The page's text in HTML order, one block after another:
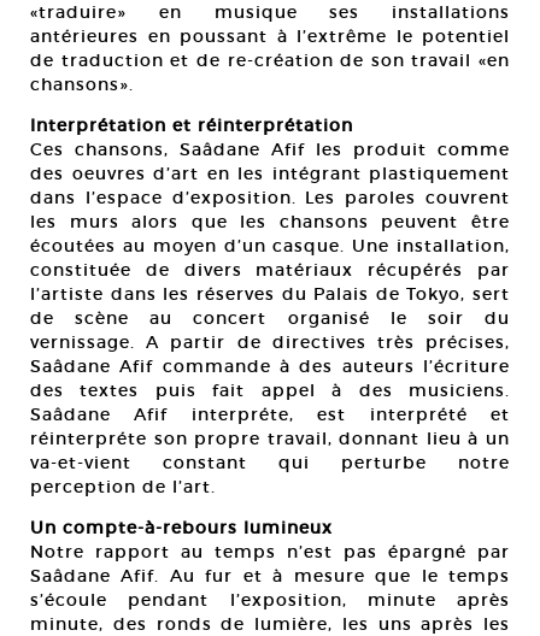
«traduire» en musique ses installations
antérieures en poussant à l’extrême le potentiel
de traduction et de re-création de son travail «en
chansons».
Interprétation et réinterprétation
Ces chansons, Saâdane Afif les produit comme
des oeuvres d’art en les intégrant plastiquement
dans l’espace d’exposition. Les paroles couvrent
les murs alors que les chansons peuvent être
écoutées au moyen d’un casque. Une installation,
constituée de divers matériaux récupérés par
l’artiste dans les réserves du Palais de Tokyo, sert
de scène au concert organisé le soir du
vernissage. A partir de directives très précises,
Saâdane Afif commande à des auteurs l’écriture
des textes puis fait appel à des musiciens.
Saâdane Afif interpréte, est interprété et
réinterpréte son propre travail, donnant lieu à un
va-et-vient constant qui perturbe notre
perception de l’art.
Un compte-à-rebours lumineux
Notre rapport au temps n’est pas épargné par
Saâdane Afif. Au fur et à mesure que le temps
s’écoule pendant l’exposition, minute après
minute, des ronds de lumière, les uns après les